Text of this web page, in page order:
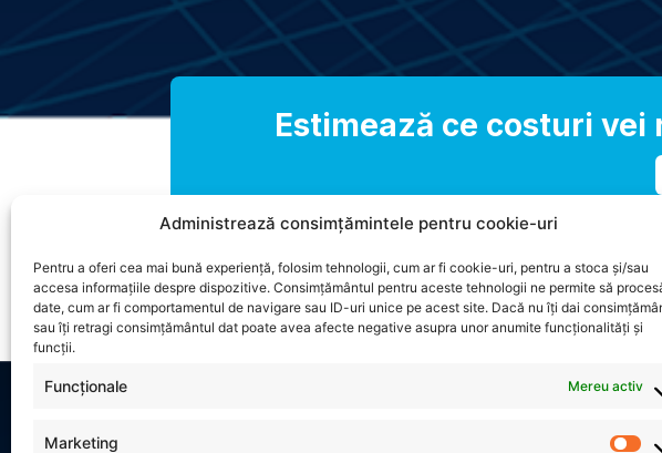
Administrează consimțămintele pentru cookie-uri
Pentru a oferi cea mai bună experiență, folosim tehnologii, cum ar fi cookie-uri, pentru a stoca și/sau
accesa informațiile despre dispozitive. Consimțământul pentru aceste tehnologii ne permite să
date, cum ar fi comportamentul de navigare sau ID-uri unice pe acest site. Dacă nu îți dai
sau îți retragi consimțământul dat poate avea afecte negative asupra unor anumite funcționalități și
funcții.
Funcționale Mereu activ
Marketing
Estimează ce costuri